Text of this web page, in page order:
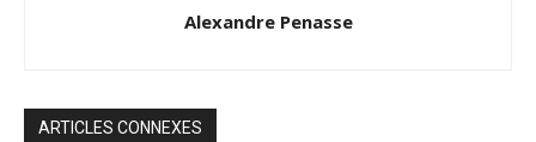
Alexandre Penasse
ARTICLES CONNEXES